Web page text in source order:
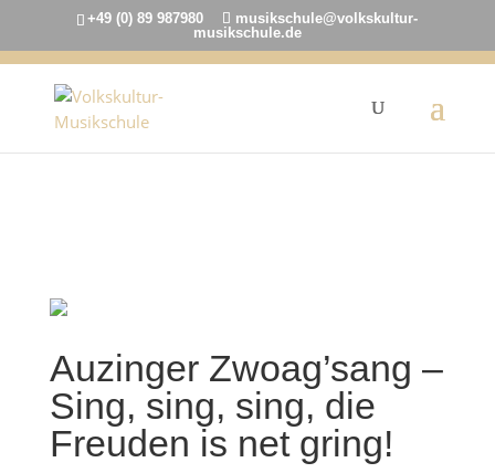
+49 (0) 89 987980
musikschule@volkskultur-
musikschule.de
7. Dezember 2022
Auzinger Zwoag’sang –
Sing, sing, sing, die
Freuden is net gring!